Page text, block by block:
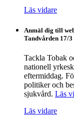
Läs vidare
Anmäl dig till
Tandvården 17/3
Tackla Tobak
nationell
eftermiddag.
politiker och
sjukvård. Läs
Läs vidare